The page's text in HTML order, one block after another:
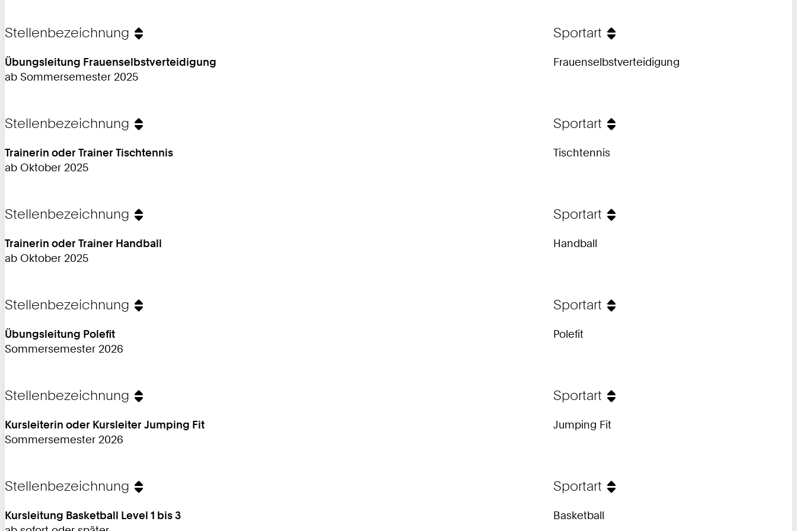
Stellenbezeichnung
Übungsleitung Frauenselbstverteidigung
ab Sommersemester 2025
Sportart
Frauenselbstverteidigung
Stellenbezeichnung
Trainerin oder Trainer Tischtennis
ab Oktober 2025
Sportart
Tischtennis
Stellenbezeichnung
Trainerin oder Trainer Handball
ab Oktober 2025
Sportart
Handball
Stellenbezeichnung
Übungsleitung Polefit
Sommersemester 2026
Sportart
Polefit
Stellenbezeichnung
Kursleiterin oder Kursleiter Jumping Fit
Sommersemester 2026
Sportart
Jumping Fit
Stellenbezeichnung
Kursleitung Basketball Level 1 bis 3
Sportart
Basketball